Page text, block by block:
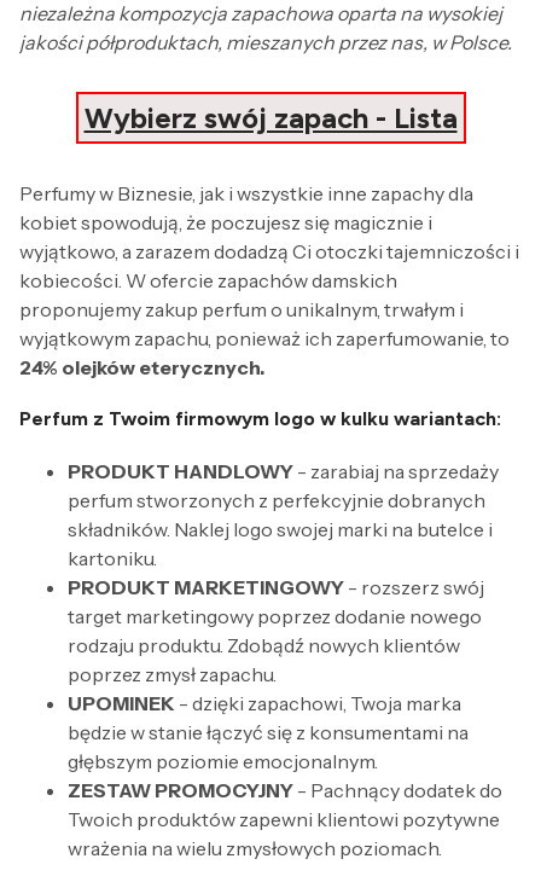
niezależna kompozycja zapachowa oparta na wysokiej
jakości półproduktach, mieszanych przez nas, w Polsce.
Wybierz swój zapach - Lista
Perfumy w Biznesie, jak i wszystkie inne zapachy dla
kobiet spowodują, że poczujesz się magicznie i
wyjątkowo, a zarazem dodadzą Ci otoczki tajemniczości i
kobiecości. W ofercie zapachów damskich
proponujemy zakup perfum o unikalnym, trwałym i
wyjątkowym zapachu, ponieważ ich zaperfumowanie, to
24% olejków eterycznych.
Perfum z Twoim firmowym logo w kulku wariantach:
PRODUKT HANDLOWY - zarabiaj na sprzedaży
perfum stworzonych z perfekcyjnie dobranych
składników. Naklej logo swojej marki na butelce i
kartoniku.
PRODUKT MARKETINGOWY - rozszerz swój
target marketingowy poprzez dodanie nowego
rodzaju produktu. Zdobądź nowych klientów
poprzez zmysł zapachu.
UPOMINEK - dzięki zapachowi, Twoja marka
będzie w stanie łączyć się z konsumentami na
głębszym poziomie emocjonalnym.
ZESTAW PROMOCYJNY - Pachnący dodatek do
Twoich produktów zapewni klientowi pozytywne
wrażenia na wielu zmysłowych poziomach.